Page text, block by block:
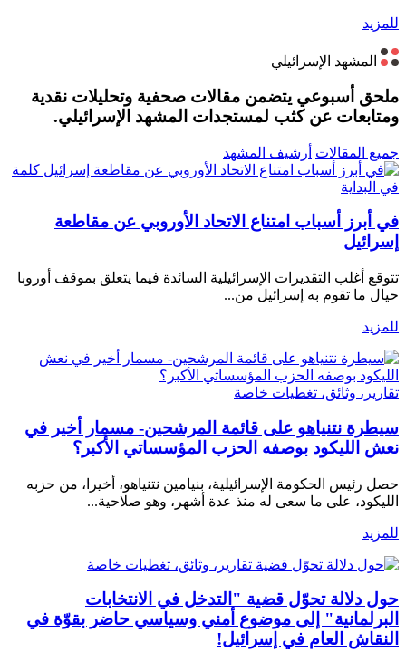
للمزيد
المشهد الإسرائيلي
ملحق أسبوعي يتضمن مقالات صحفية وتحليلات نقدية
ومتابعات عن كثب لمستجدات المشهد الإسرائيلي.
جميع المقالات أرشيف المشهد
كلمة
في البداية
في أبرز أسباب امتناع الاتحاد الأوروبي عن مقاطعة
إسرائيل
تتوقع أغلب التقديرات الإسرائيلية السائدة فيما يتعلق بموقف أوروبا
حيال ما تقوم به إسرائيل من...
للمزيد
تقارير، وثائق، تغطيات خاصة
سيطرة نتنياهو على قائمة المرشحين- مسمار أخير في
نعش الليكود بوصفه الحزب المؤسساتي الأكبر؟
حصل رئيس الحكومة الإسرائيلية، بنيامين نتنياهو، أخيرا، من حزبه
الليكود، على ما سعى له منذ عدة أشهر، وهو صلاحية...
للمزيد
تقارير، وثائق، تغطيات خاصة
حول دلالة تحوّل قضية "التدخل في الانتخابات
البرلمانية" إلى موضوع أمني وسياسي حاضر بقوّة في
النقاش العام في إسرائيل!